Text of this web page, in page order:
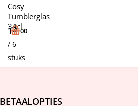
Cosy
Tumblerglas
34cl
14,00
/ 6
stuks
BETAALOPTIES